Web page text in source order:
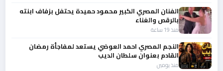
الفنان المصري الكبير محمود حميدة يحتفل بزفاف ابنته
بالرقص والغناء
منذ 19 ساعة
النجم المصري احمد العوضي يستعد لمفاجأة رمضان
القادم بعنوان سلطان الديب
منذ يومين